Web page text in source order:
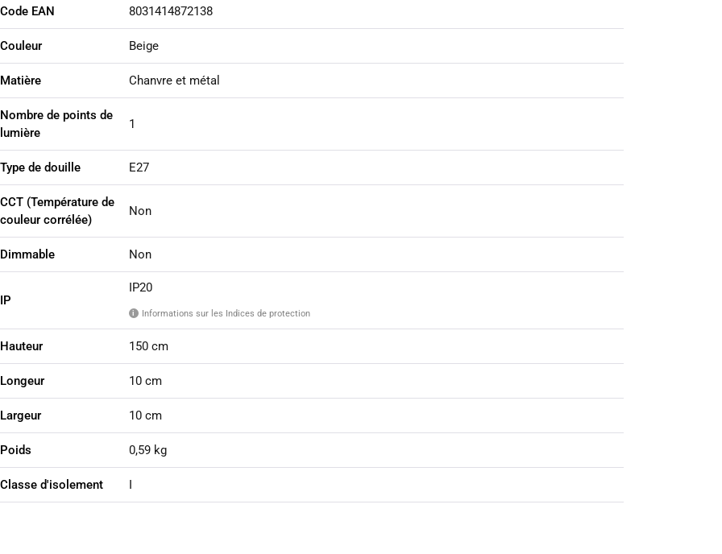
Code EAN 8031414872138
Couleur Beige
Matière Chanvre et métal
Nombre de points de
lumière
1
Type de douille E27
CCT (Température de
couleur corrélée)
Non
Dimmable Non
IP
IP20
i Informations sur les Indices de protection
Hauteur 150 cm
Longeur 10 cm
Largeur 10 cm
Poids 0,59 kg
Classe d'isolement I